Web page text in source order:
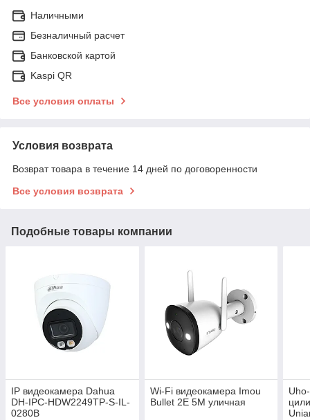
Наличными
Безналичный расчет
Банковской картой
Kaspi QR
Все условия оплаты
Условия возврата
Возврат товара в течение 14 дней по договоренности
Все условия возврата
Подобные товары компании
IP видеокамера Dahua
DH-IPC-HDW2249TP-S-IL-
0280B
Wi-Fi видеокамера Imou
Bullet 2E 5M уличная